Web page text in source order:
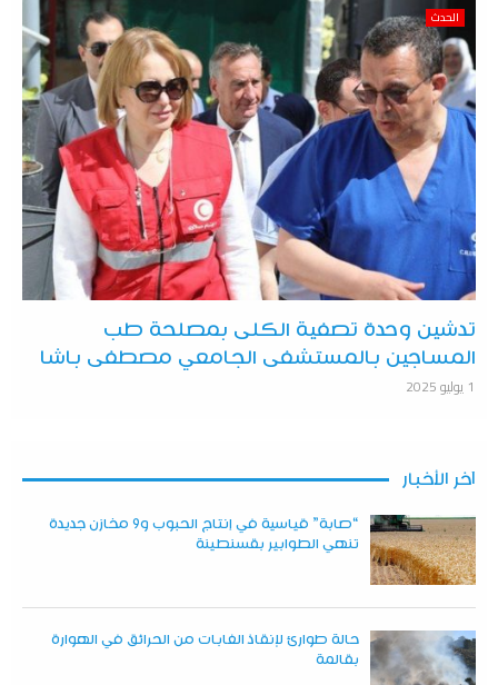
الحدث
تدشين وحدة تصفية الكلى بمصلحة طب
المساجين بالمستشفى الجامعي مصطفى باشا
1 يوليو 2025
آخر الأخبار
“صابة” قياسية في إنتاج الحبوب و9 مخازن جديدة
تنهي الطوابير بقسنطينة
حالة طوارئ لإنقاذ الغابات من الحرائق في الهوارة
بقالمة